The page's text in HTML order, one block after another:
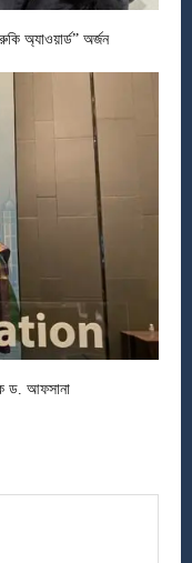
অ্যাওয়ার্ড” অর্জন
ড. আফসানা